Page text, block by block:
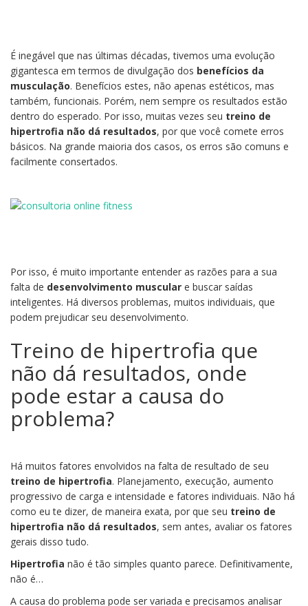
É inegável que nas últimas décadas, tivemos uma evolução
gigantesca em termos de divulgação dos benefícios da
musculação. Benefícios estes, não apenas estéticos, mas
também, funcionais. Porém, nem sempre os resultados estão
dentro do esperado. Por isso, muitas vezes seu treino de
hipertrofia não dá resultados, por que você comete erros
básicos. Na grande maioria dos casos, os erros são comuns e
facilmente consertados.
Por isso, é muito importante entender as razões para a sua
falta de desenvolvimento muscular e buscar saídas
inteligentes. Há diversos problemas, muitos individuais, que
podem prejudicar seu desenvolvimento.
Treino de hipertrofia que
não dá resultados, onde
pode estar a causa do
problema?
Há muitos fatores envolvidos na falta de resultado de seu
treino de hipertrofia. Planejamento, execução, aumento
progressivo de carga e intensidade e fatores individuais. Não há
como eu te dizer, de maneira exata, por que seu treino de
hipertrofia não dá resultados, sem antes, avaliar os fatores
gerais disso tudo.
Hipertrofia não é tão simples quanto parece. Definitivamente,
não é…
A causa do problema pode ser variada e precisamos analisar